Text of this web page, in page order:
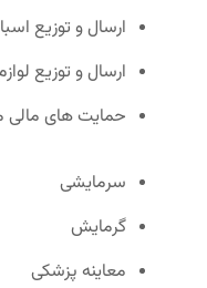
ارسال و توزیع
ارسال و توزیع
حمایت های مالی
سرمایشی
گرمایش
معاینه پزشکی